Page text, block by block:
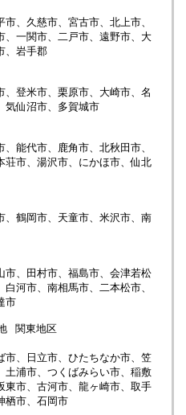
市、久慈市、宮古市、北上市、
、一関市、二戸市、遠野市、大
、岩手郡
、登米市、栗原市、大崎市、名
気仙沼市、多賀城市
、能代市、鹿角市、北秋田市、
荘市、湯沢市、にかほ市、仙北
、鶴岡市、天童市、米沢市、南
市、田村市、福島市、会津若松
白河市、南相馬市、二本松市、
市
関東地区
市、日立市、ひたちなか市、笠
土浦市、つくばみらい市、稲敷
東市、古河市、龍ヶ崎市、取手
栖市、石岡市